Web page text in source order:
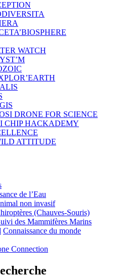
WATCH
DRONE FOR SCIENCE
CHIP HACKADEMY
ATTITUDE
de l’Eau
non invasif
(Chauves-Souris)
des Mammifères Marins
Connaissance du monde
Connection